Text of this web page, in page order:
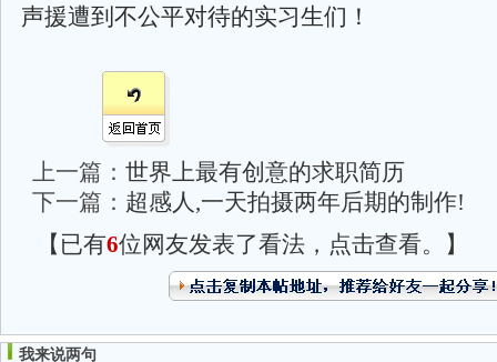
声援遭到不公平对待的实习生们！
上一篇： 世界上最有创意的求职简历
下一篇： 超感人,一天拍摄两年后期的制作!
【已有6位网友发表了看法，点击查看。】
我来说两句